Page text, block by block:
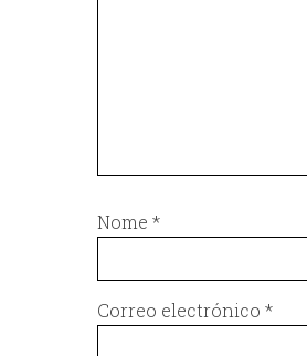
Nome *
Correo electrónico *